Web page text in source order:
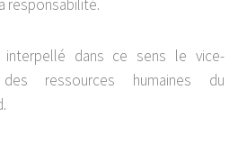
responsabilité.
dans ce sens le vice-
ressources humaines du